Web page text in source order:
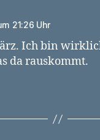
21:26 Uhr
Ich bin
da rauskommt.